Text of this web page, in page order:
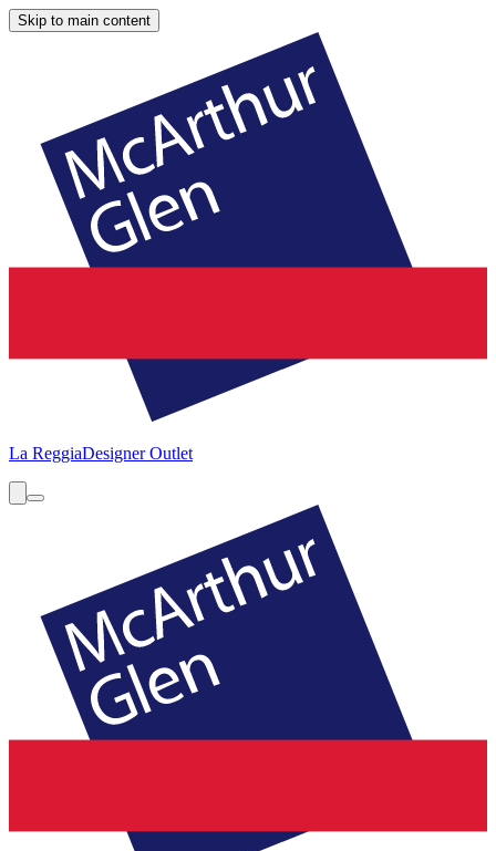
Skip to main content
La ReggiaDesigner Outlet